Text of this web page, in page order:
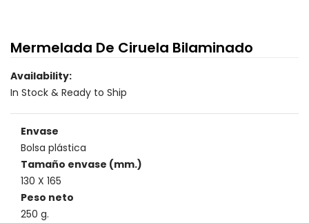
Mermelada De Ciruela Bilaminado
Availability:
In Stock & Ready to Ship
Envase
Bolsa plástica
Tamaño envase (mm.)
130 X 165
Peso neto
250 g.